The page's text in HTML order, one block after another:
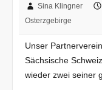
Sina Klingner
Osterzgebirge
Unser
Sächsische
wieder zwei seiner